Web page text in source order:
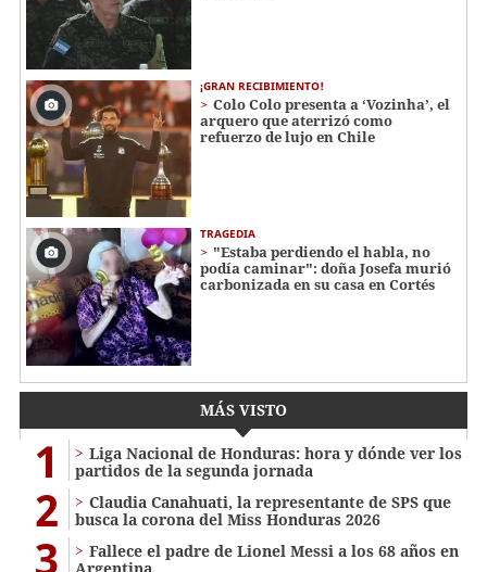
¡GRAN RECIBIMIENTO!
Colo Colo presenta a ‘Vozinha’, el
arquero que aterrizó como
refuerzo de lujo en Chile
TRAGEDIA
"Estaba perdiendo el habla, no
podía caminar": doña Josefa murió
carbonizada en su casa en Cortés
MÁS VISTO
1
Liga Nacional de Honduras: hora y dónde ver los
partidos de la segunda jornada
2
Claudia Canahuati, la representante de SPS que
busca la corona del Miss Honduras 2026
3
Fallece el padre de Lionel Messi a los 68 años en